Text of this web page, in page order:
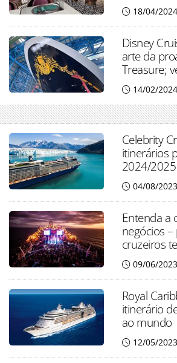
18/04/
Disney
arte da
Treasure;
14/02/
Celebrity
itinerários
2024/2025
04/08/
Entenda a
negócios
cruzeiros
09/06/
Royal
itinerário
ao mundo
12/05/